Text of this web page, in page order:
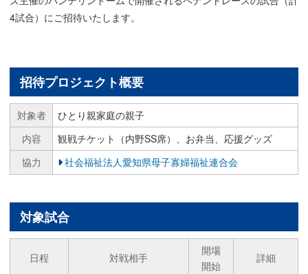
4試合）にご招待いたします。
招待プロジェクト概要
対象者
ひとり親家庭の親子
内容
観戦チケット（内野SS席）、お弁当、応援グッズ
協力
社会福祉法人愛知県母子寡婦福祉連合会
対象試合
日程 対戦相手
開場
開始
詳細